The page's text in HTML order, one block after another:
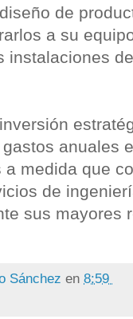
de
a su
instalaciones
anuales
medida que
de
sus mayores
Sánchez en 8:59